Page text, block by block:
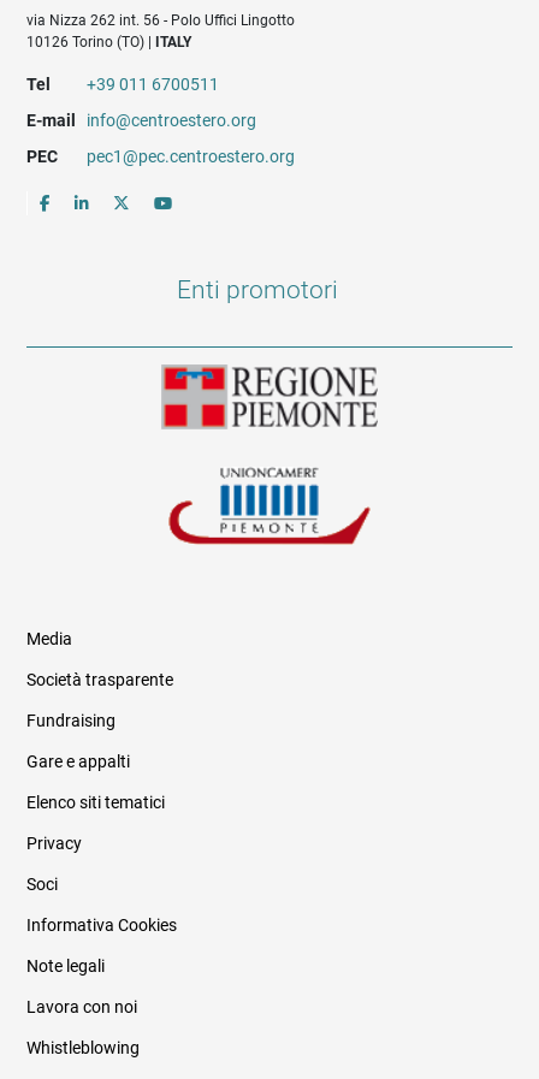
via Nizza 262 int. 56 - Polo Uffici Lingotto
10126 Torino (TO) |
ITALY
Tel
+39 011 6700511
E-mail
info@centroestero.org
PEC
pec1@pec.centroestero.org
Enti promotori
Informazioni legali e trasparenza
Media
Società trasparente
Fundraising
Gare e appalti
Elenco siti tematici
Privacy
Soci
Informativa Cookies
Note legali
Lavora con noi
Whistleblowing